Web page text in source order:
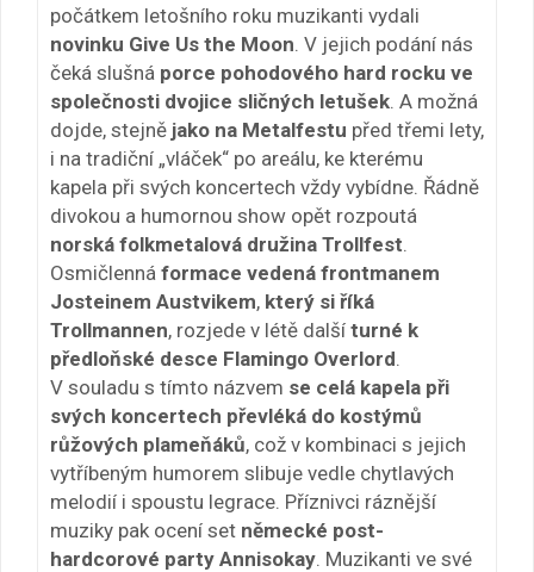
počátkem letošního roku muzikanti vydali
novinku Give Us the Moon . V jejich podání nás
čeká slušná porce pohodového hard rocku ve
společnosti dvojice sličných letušek . A možná
dojde, stejně jako na Metalfestu před třemi lety,
i na tradiční „vláček“ po areálu, ke kterému
kapela při svých koncertech vždy vybídne. Řádně
divokou a humornou show opět rozpoutá
norská folkmetalová družina Trollfest
Osmičlenná formace vedená frontmanem
Josteinem Austvikem, který si říká
Trollmannen, rozjede v létě další turné k
předloňské desce Flamingo Overlord
V souladu s tímto názvem se celá kapela při
svých koncertech převléká do kostýmů
růžových plameňáků, což v kombinaci s jejich
vytříbeným humorem slibuje vedle chytlavých
melodií i spoustu legrace. Příznivci ráznější
muziky pak ocení set německé post-
hardcorové party Annisokay . Muzikanti ve své